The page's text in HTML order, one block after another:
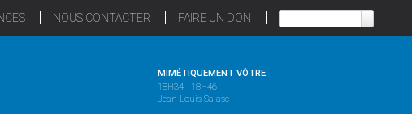
NOUS CONTACTER FAIRE UN DON
MIMÉTIQUEMENT VÔTRE
18H34 - 18H46
Jean-Louis Salasc